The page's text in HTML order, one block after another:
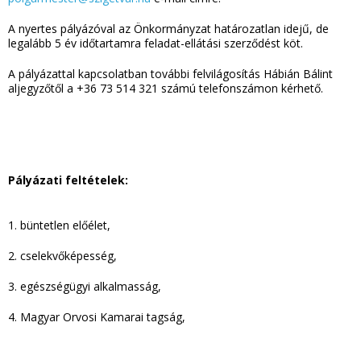
A nyertes pályázóval az Önkormányzat határozatlan idejű, de
legalább 5 év időtartamra feladat-ellátási szerződést köt.
A pályázattal kapcsolatban további felvilágosítás Hábián Bálint
aljegyzőtől a +36 73 514 321 számú telefonszámon kérhető.
Pályázati feltételek:
1. büntetlen előélet,
2. cselekvőképesség,
3. egészségügyi alkalmasság,
4. Magyar Orvosi Kamarai tagság,